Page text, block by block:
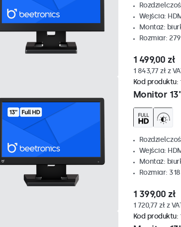
Wejścia:
Montaż:
Rozmiar:
1 499,00 zł
1 843,77 zł z
Monitor
Kod produktu:
Wejścia:
Montaż:
Rozmiar:
1 399,00 zł
1 720,77 zł z
Kod produktu: